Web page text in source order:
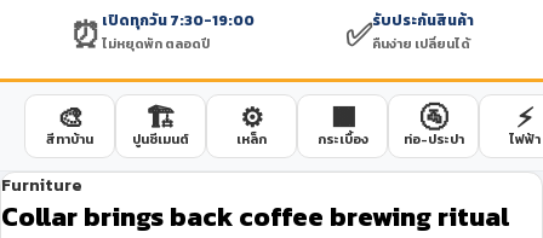
⏰ เปิดทุกวัน 7:30-19:00
ไม่หยุดพัก ตลอดปี ✅รับประกันสินค้า
คืนง่าย เปลี่ยนได้
🎨
สีทาบ้าน
🏗️
ปูนซีเมนต์
⚙️
เหล็ก
🟫
กระเบื้อง
🚰
ท่อ-ประปา
⚡
ไฟฟ้า
Furniture
Collar brings back coffee brewing ritual